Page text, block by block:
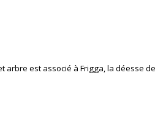
est associé à Frigga, la déesse